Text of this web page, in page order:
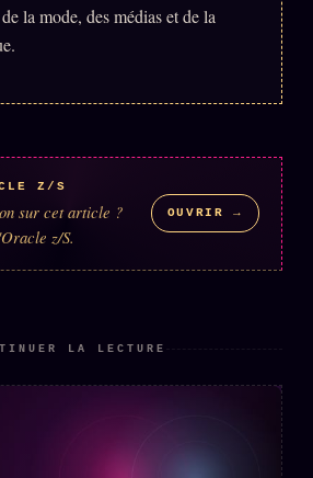
la mode, des médias et de la
Z/S
sur cet article ?
z/S.
OUVRIR →
LA LECTURE